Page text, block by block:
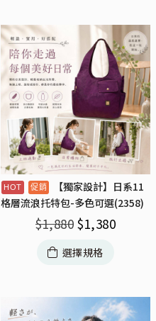
【獨家設計】日系11
格層流浪托特包-多色可選(2358)
$1,880 $1,380
選擇規格